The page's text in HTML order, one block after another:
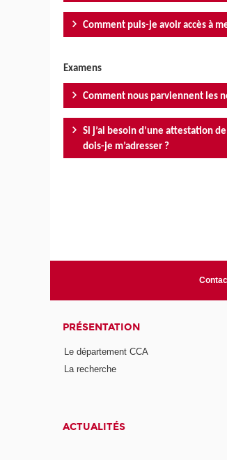
Comment puis-je avoir accès à
Examens
Comment nous parviennent les
Si j’ai besoin d’une attestation
dois-je m’adresser ?
PRÉSENTATION
Le département CCA
La recherche
ACTUALITÉS